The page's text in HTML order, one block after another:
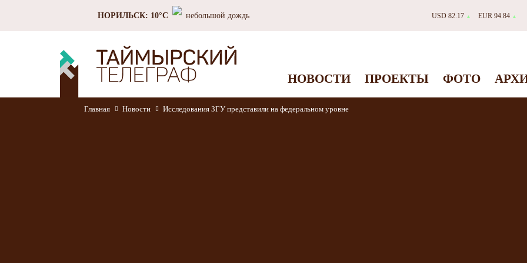
НОРИЛЬСК: 10°C небольшой дождь USD 82.17 ▲ EUR 94.84 ▲
НОВОСТИ ПРОЕКТЫ ФОТО
Главная Новости Исследования ЗГУ представили на федеральном уровне